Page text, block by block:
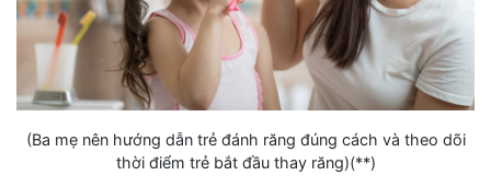
(Ba mẹ nên hướng dẫn trẻ đánh răng đúng cách và theo dõi
thời điểm trẻ bắt đầu thay răng)(**)